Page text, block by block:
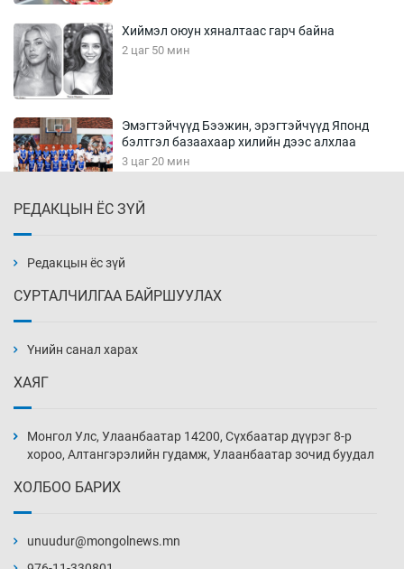
Хиймэл оюун хяналтаас гарч байна
2 цаг 50 мин
Эмэгтэйчүүд Бээжин, эрэгтэйчүүд Японд
бэлтгэл базаахаар хилийн дээс алхлаа
3 цаг 20 мин
3 цаг 50 мин
4 цаг 20 мин
4 цаг 50 мин
РЕДАКЦЫН ЁС ЗҮЙ
Редакцын ёс зүй
СУРТАЛЧИЛГАА БАЙРШУУЛАХ
Үнийн санал харах
ХАЯГ
Монгол Улс, Улаанбаатар 14200, Сүхбаатар дүүрэг 8-р
хороо, Алтангэрэлийн гудамж, Улаанбаатар зочид буудал
ХОЛБОО БАРИХ
unuudur@mongolnews.mn